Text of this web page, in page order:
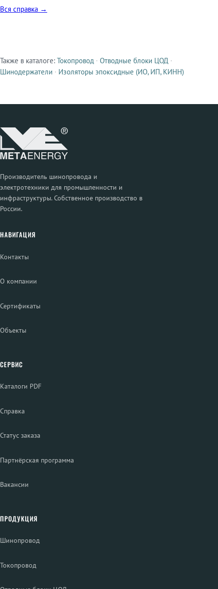
Вся справка →
Смежные продукты
Также в каталоге: Токопровод · Отводные блоки ЦОД ·
Шинодержатели · Изоляторы эпоксидные (ИО, ИП, КИНН)
Производитель шинопровода и
электротехники для промышленности и
инфраструктуры. Собственное производство в
России.
НАВИГАЦИЯ
Контакты
О компании
Сертификаты
Объекты
СЕРВИС
Каталоги PDF
Справка
Статус заказа
Партнёрская программа
Вакансии
ПРОДУКЦИЯ
Шинопровод
Токопровод